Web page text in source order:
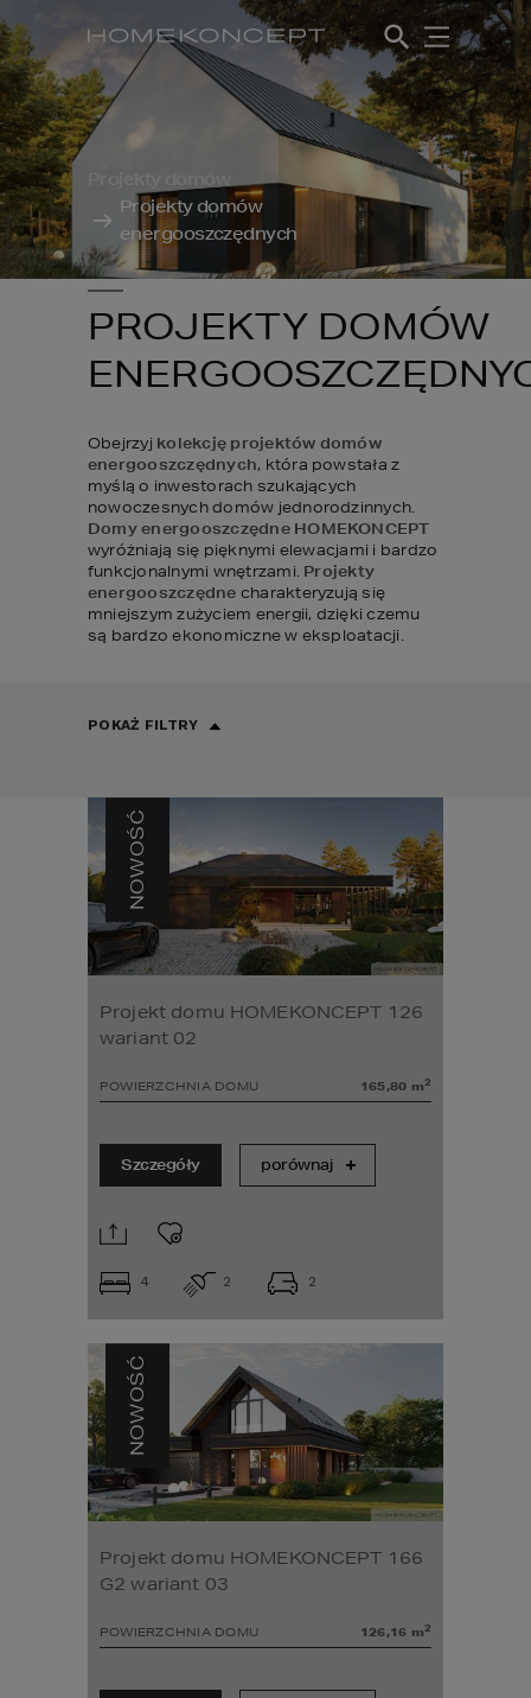
Projekty domów
energooszczędnych
PROJEKTY DOMÓW
Obejrzyj kolekcję projektów domów
energooszczędnych, która powstała z
myślą o inwestorach szukających
Domy energooszczędne HOMEKONCEPT
wyróżniają się pięknymi elewacjami i bardzo
funkcjonalnymi wnętrzami. Projekty
energooszczędne charakteryzują się
mniejszym zużyciem energii, dzięki czemu
są bardzo ekonomiczne w eksploatacji.
POKAŻ FILTRY
NOWOŚĆ
Projekt domu HOMEKONCEPT 126
wariant 02
POWIERZCHNIA DOMU 165,80 m2
4 2 2
Szczegóły porównaj
NOWOŚĆ
Projekt domu HOMEKONCEPT 166
G2 wariant 03
POWIERZCHNIA DOMU 126,16 m2